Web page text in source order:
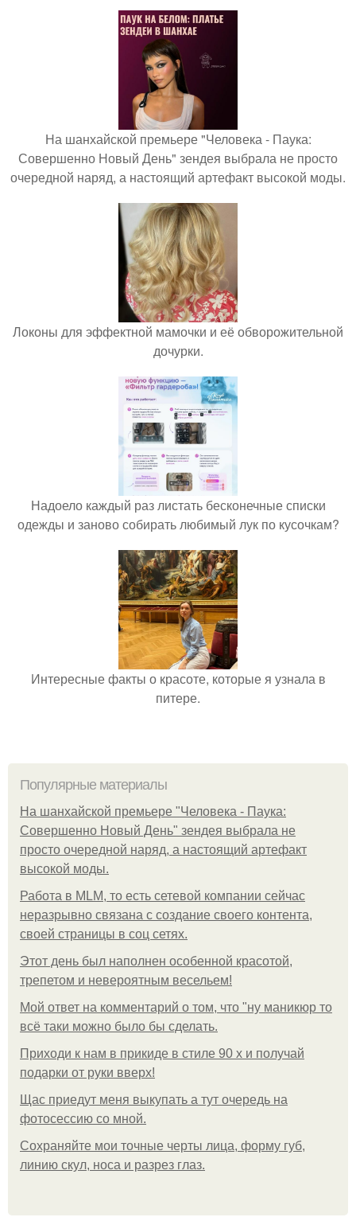
На шанхайской премьере "Человека - Паука:
Совершенно Новый День" зендея выбрала не просто
очередной наряд, а настоящий артефакт высокой моды.
Локоны для эффектной мамочки и её обворожительной
дочурки.
Надоело каждый раз листать бесконечные списки
одежды и заново собирать любимый лук по кусочкам?
Интересные факты о красоте, которые я узнала в
питере.
Популярные материалы
На шанхайской премьере "Человека - Паука:
Совершенно Новый День" зендея выбрала не
просто очередной наряд, а настоящий артефакт
высокой моды.
Работа в MLM, то есть сетевой компании сейчас
неразрывно связана с создание своего контента,
своей страницы в соц сетях.
Этот день был наполнен особенной красотой,
трепетом и невероятным весельем!
Мой ответ на комментарий о том, что "ну маникюр то
всё таки можно было бы сделать.
Приходи к нам в прикиде в стиле 90 х и получай
подарки от руки вверх!
Щас приедут меня выкупать а тут очередь на
фотосессию со мной.
Сохраняйте мои точные черты лица, форму губ,
линию скул, носа и разрез глаз.